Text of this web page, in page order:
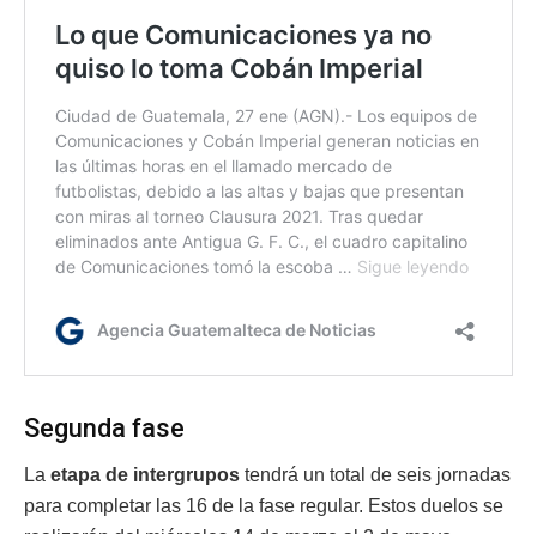
Segunda fase
La etapa de intergrupos tendrá un total de seis jornadas
para completar las 16 de la fase regular. Estos duelos se